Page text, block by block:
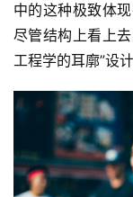
中的这种极致体
尽管结构上看上
工程学的耳廓”设